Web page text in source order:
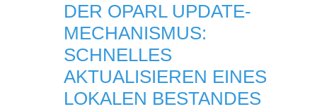
DER OPARL UPDATE-
MECHANISMUS:
SCHNELLES
AKTUALISIEREN EINES
LOKALEN BESTANDES